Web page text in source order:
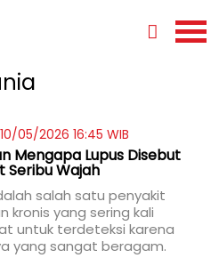
05/2026 16:45 WIB
Mengapa Lupus Disebut
Seribu Wajah
salah satu penyakit
kronis yang sering kali
untuk terdeteksi karena
yang sangat beragam.